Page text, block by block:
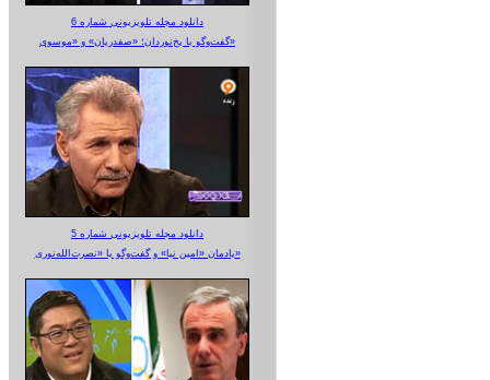
دانلود مجله تلویزیونی شماره 6
گفت‌وگو با یخ‌نوردان؛ «صفدریان» و «موسوی»
دانلود مجله تلویزیونی شماره 5
یادمان «امین نیا» و گفت‌وگو با «نصرت‌الله‌نوری»